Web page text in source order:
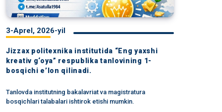
3-Aprel, 2026-yil
Jizzax politexnika institutida “Eng yaxshi
kreativ g‘oya” respublika tanlovining 1-
bosqichi e’lon qilinadi.
Tanlovda institutning bakalavriat va magistratura
bosqichlari talabalari ishtirok etishi mumkin.